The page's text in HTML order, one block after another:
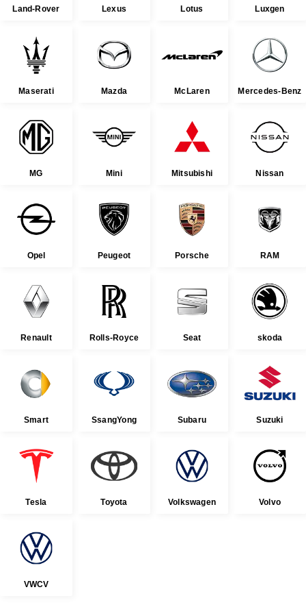
Land-Rover Lexus Lotus Luxgen
Maserati Mazda McLaren Mercedes-Benz
MG Mini Mitsubishi Nissan
Opel Peugeot Porsche RAM
Renault Rolls-Royce Seat skoda
Smart SsangYong Subaru Suzuki
Tesla Toyota Volkswagen Volvo
VWCV